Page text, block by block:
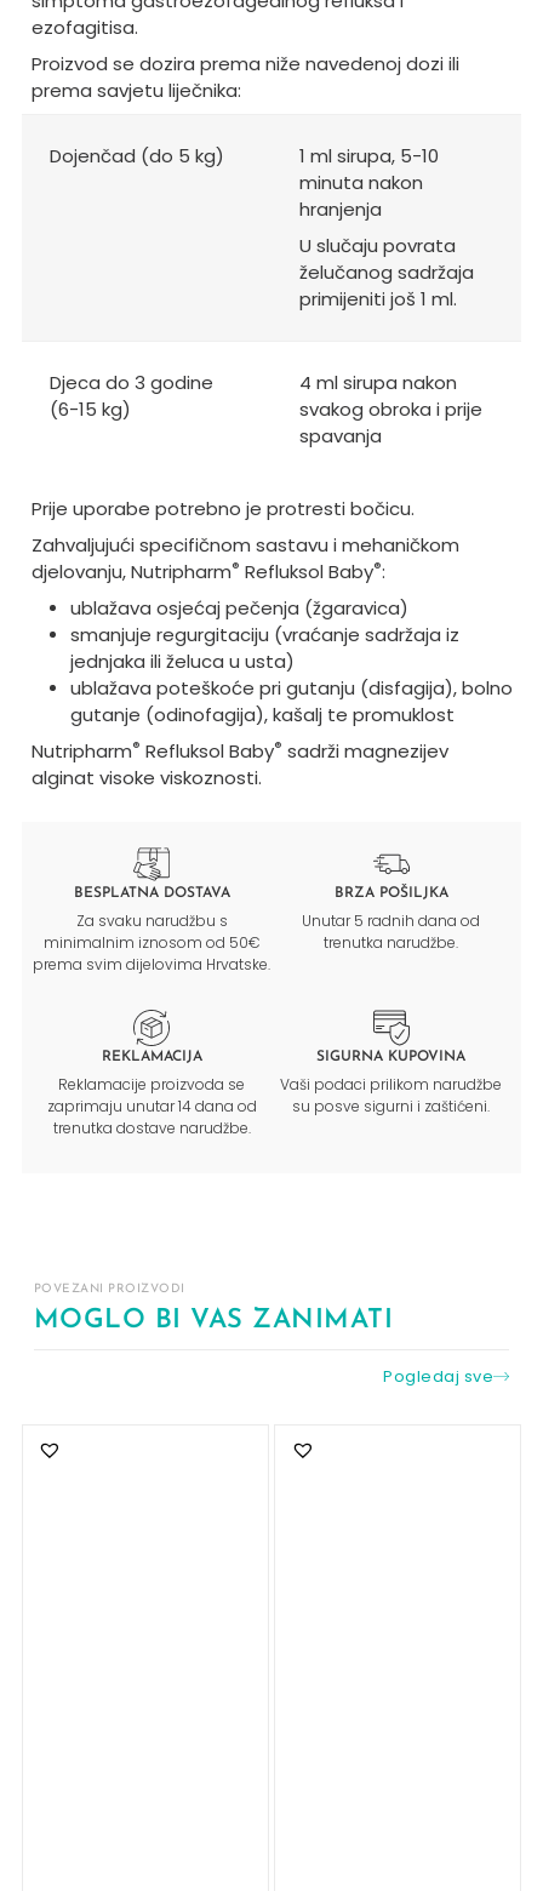
ezofagitisa.
Proizvod se dozira prema niže navedenoj dozi ili
prema savjetu liječnika:
Dojenčad (do 5 kg)
1 ml sirupa, 5-10
minuta nakon
hranjenja
U slučaju povrata
želučanog sadržaja
primijeniti još 1 ml.
Djeca do 3 godine
(6-15 kg)
4 ml sirupa nakon
svakog obroka i prije
spavanja
Prije uporabe potrebno je protresti bočicu.
Zahvaljujući specifičnom sastavu i mehaničkom
djelovanju, Nutripharm® Refluksol Baby®:
ublažava osjećaj pečenja (žgaravica)
smanjuje regurgitaciju (vraćanje sadržaja iz
jednjaka ili želuca u usta)
ublažava poteškoće pri gutanju (disfagija), bolno
gutanje (odinofagija), kašalj te promuklost
Nutripharm® Refluksol Baby® sadrži magnezijev
alginat visoke viskoznosti.
BESPLATNA DOSTAVA
Za svaku narudžbu s
minimalnim iznosom od 50€
prema svim dijelovima Hrvatske.
BRZA POŠILJKA
Unutar 5 radnih dana od
trenutka narudžbe.
REKLAMACIJA
Reklamacije proizvoda se
zaprimaju unutar 14 dana od
trenutka dostave narudžbe.
SIGURNA KUPOVINA
Vaši podaci prilikom narudžbe
su posve sigurni i zaštićeni.
POVEZANI PROIZVODI
MOGLO BI VAS ZANIMATI
Pogledaj sve